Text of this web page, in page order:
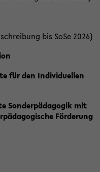
bis SoSe 2026)
für den Individuellen
Sonderpädagogik mit
Förderung